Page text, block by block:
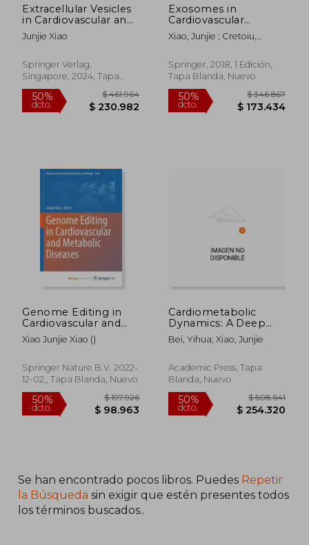
50%
dcto.
$ 658.840
$ 329.420
50%
dcto. $
Extracellular Vesicles
in Cardiovascular and
Metabolic Diseases
Junjie Xiao
Springer Verlag,
Singapore, 2024, Tapa
Blanda, Nuevo
50% $ 461.964
Exosomes in
Cardiovascular
Diseases: Biomarkers,
Pathological and
(en Inglés)
Xiao, Junjie ; Cretoiu,
Springer, 2018, 1 Edición,
Tapa Blanda, Nuevo
50% $
Genome Editing in
Cardiovascular and
Metabolic Diseases
Xiao Junjie Xiao ()
Springer Nature B.V. 2022-
12-02,, Tapa Blanda, Nuevo
Cardiometabolic
Dynamics: A Deep
Dive Into Health and
Disease (en Inglés)
Bei, Yihua; Xiao, Junjie
Academic Press, Tapa
Blanda, Nuevo
Se han encontrado pocos libros. Puedes Repetir
la Búsqueda sin exigir que estén presentes todos
los términos buscados..